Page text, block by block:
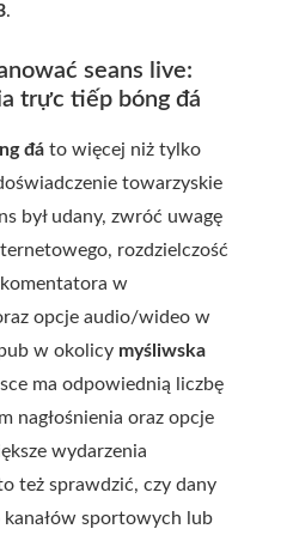
.
seans live:
trực tiếp bóng đá
đá to więcej niż tylko
towarzyskie
był udany, zwróć uwagę
rozdzielczość
w
opcje audio/wideo w
w okolicy myśliwska
ma odpowiednią liczbę
nagłośnienia oraz opcje
wydarzenia
też sprawdzić, czy dany
sportowych lub